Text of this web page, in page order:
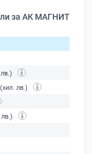
за АК МАГНИТ
(хил. лв.)